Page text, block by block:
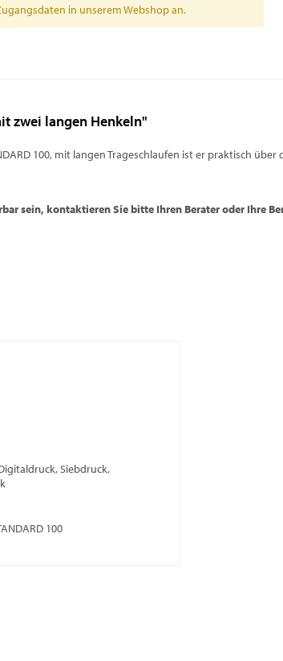
in unserem Webshop an.
zwei langen Henkeln"
100, mit langen Trageschlaufen ist er praktisch
sein, kontaktieren Sie bitte Ihren Berater oder Ihre
Siebdruck,
100